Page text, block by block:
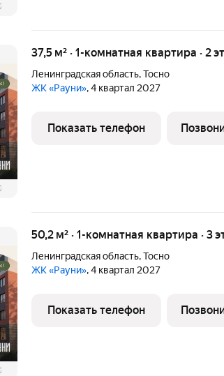
37,5 м² · 1-комнатная квартира · 2
Ленинградская область,Тосно
ЖК «Рауни», 4 квартал 2027
Показать телефон
50,2 м² · 1-комнатная квартира · 3
Ленинградская область,Тосно
ЖК «Рауни», 4 квартал 2027
Показать телефон